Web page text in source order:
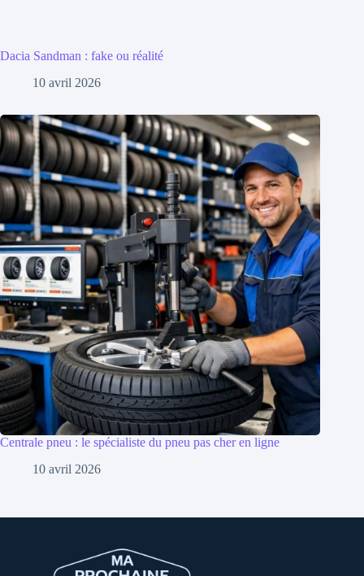
Dacia Sandman : fake ou réalité
10 avril 2026
Centrale pneu : le spécialiste du pneu pas cher en ligne
10 avril 2026